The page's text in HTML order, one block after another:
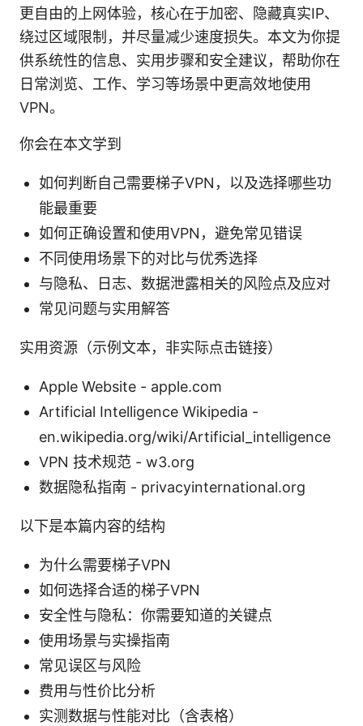
更自由的上网体验，核心在于加密、隐藏真实IP、
绕过区域限制，并尽量减少速度损失。本文为你提
供系统性的信息、实用步骤和安全建议，帮助你在
日常浏览、工作、学习等场景中更高效地使用
VPN。
你会在本文学到
如何判断自己需要梯子VPN，以及选择哪些功
能最重要
如何正确设置和使用VPN，避免常见错误
不同使用场景下的对比与优秀选择
与隐私、日志、数据泄露相关的风险点及应对
常见问题与实用解答
实用资源（示例文本，非实际点击链接）
Apple Website - apple.com
Artificial Intelligence Wikipedia -
en.wikipedia.org/wiki/Artificial_intelligence
VPN 技术规范 - w3.org
数据隐私指南 - privacyinternational.org
以下是本篇内容的结构
为什么需要梯子VPN
如何选择合适的梯子VPN
安全性与隐私：你需要知道的关键点
使用场景与实操指南
常见误区与风险
费用与性价比分析
实测数据与性能对比（含表格）